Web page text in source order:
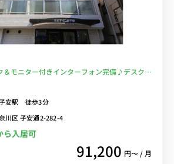
モニター付きインターフォン完備♪デスク＆
安駅」徒歩3分/東京・横浜まで乗換なしでア
まで営業のスーパー「相鉄ローゼン」あり■
ル中！
安駅 徒歩3分
川区 子安通2-282-4
ら入居可
91,200 円〜 / 月